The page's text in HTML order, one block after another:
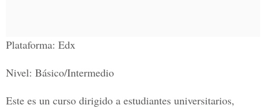
Plataforma: Edx
Nivel: Básico/Intermedio
Este es un curso dirigido a estudiantes universitarios,